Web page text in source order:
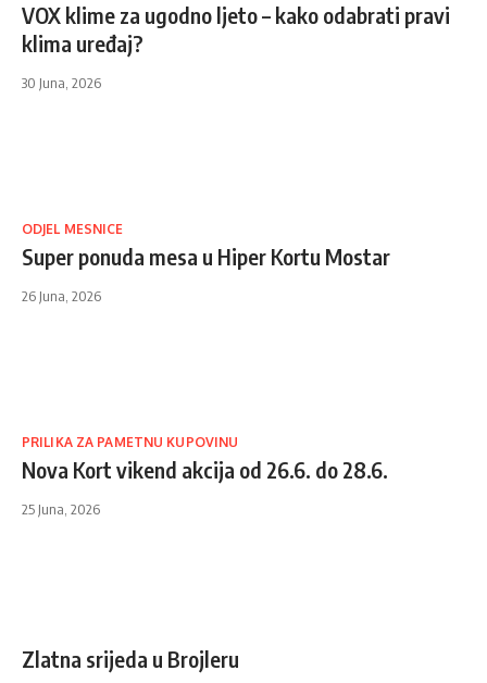
VOX klime za ugodno ljeto – kako odabrati pravi
klima uređaj?
30 Juna, 2026
ODJEL MESNICE
Super ponuda mesa u Hiper Kortu Mostar
26 Juna, 2026
PRILIKA ZA PAMETNU KUPOVINU
Nova Kort vikend akcija od 26.6. do 28.6.
25 Juna, 2026
Zlatna srijeda u Brojleru